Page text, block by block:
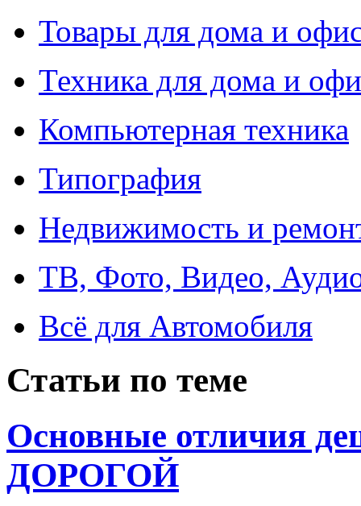
Товары для дома и
Техника для дома и
Компьютерная техника
Типография
Недвижимость и
ТВ, Фото, Видео,
Всё для Автомобиля
Статьи по теме
Основные отличия
ДОРОГОЙ